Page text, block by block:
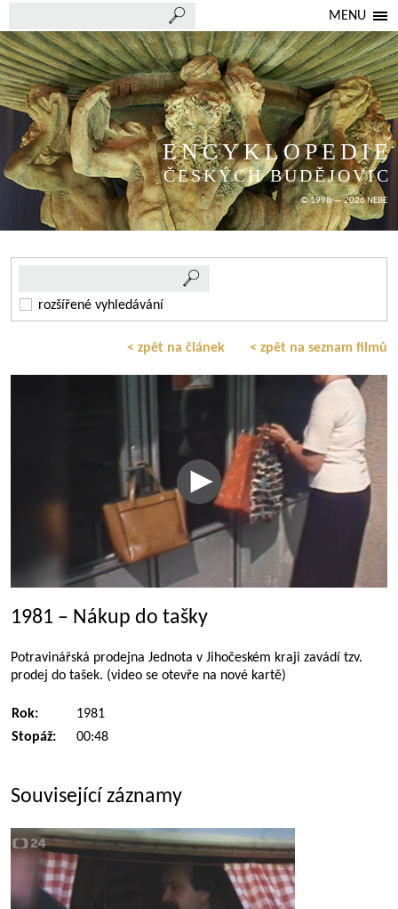
MENU
ENCYKLOPEDIE
ČESKÝCH BUDĚJOVIC
© 1998 — 2026 NEBE
rozšířené vyhledávání
< zpět na článek < zpět na seznam filmů
1981 – Nákup do tašky
Potravinářská prodejna Jednota v Jihočeském kraji zavádí tzv.
prodej do tašek. (video se otevře na nové kartě)
Rok:
1981
Stopáž:
00:48
Související záznamy